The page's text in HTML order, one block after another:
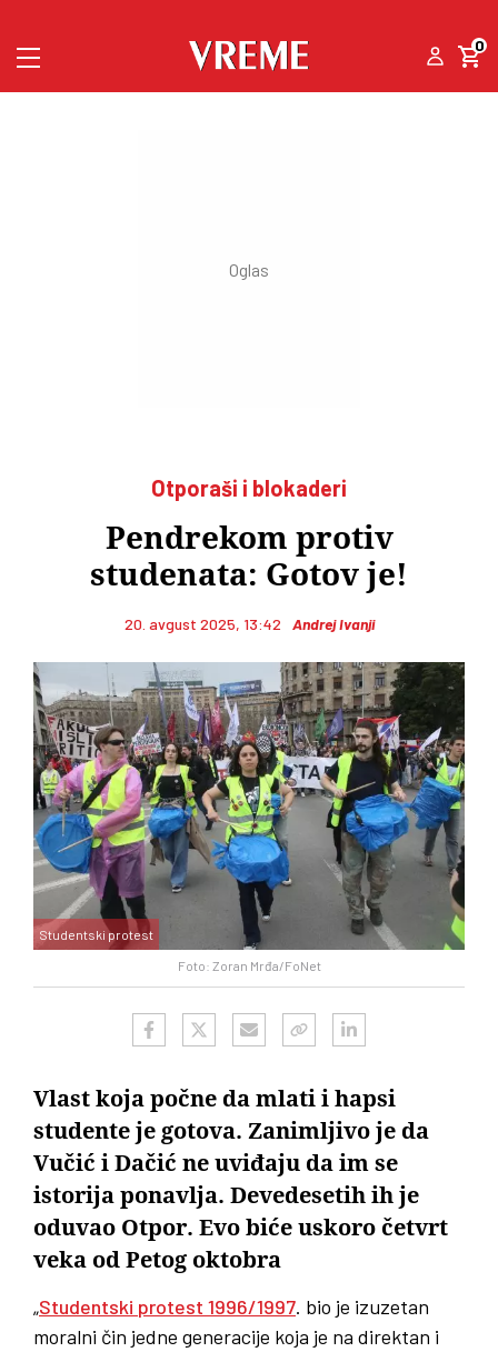
0
Otporaši i blokaderi
Pendrekom protiv
studenata: Gotov je!
20. avgust 2025, 13:42 Andrej Ivanji
Foto: Zoran Mrđa/FoNet
Studentski protest
Vlast koja počne da mlati i hapsi
studente je gotova. Zanimljivo je da
Vučić i Dačić ne uviđaju da im se
istorija ponavlja. Devedesetih ih je
oduvao Otpor. Evo biće uskoro četvrt
veka od Petog oktobra
„Studentski protest 1996/1997. bio je izuzetan
moralni čin jedne generacije koja je na direktan i